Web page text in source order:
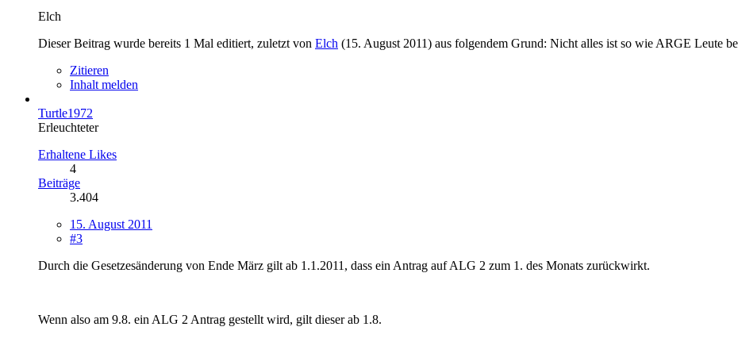
Elch
Dieser Beitrag wurde bereits 1 Mal editiert, zuletzt von Elch (15. August 2011) aus folgendem Grund: Nicht alles ist so wie ARGE Leute
Zitieren
Inhalt melden
Turtle1972
Erleuchteter
Erhaltene Likes
4
Beiträge
3.404
15. August 2011
#3
Durch die Gesetzesänderung von Ende März gilt ab 1.1.2011, dass ein Antrag auf ALG 2 zum 1. des Monats zurückwirkt.
Wenn also am 9.8. ein ALG 2 Antrag gestellt wird, gilt dieser ab 1.8.